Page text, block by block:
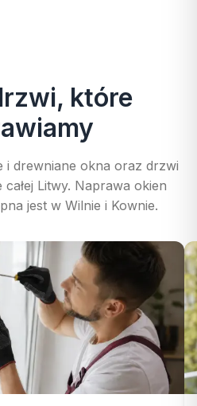
które
i drewniane okna oraz drzwi
Litwy. Naprawa okien
jest w Wilnie i Kownie.